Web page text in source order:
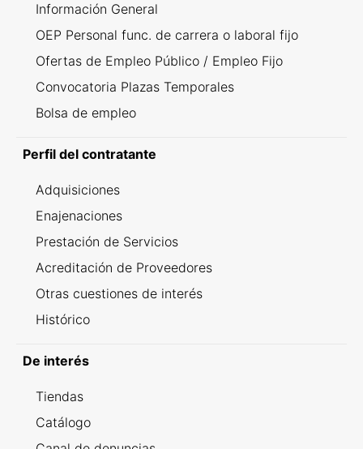
Información General
OEP Personal func. de carrera o laboral fijo
Ofertas de Empleo Público / Empleo Fijo
Convocatoria Plazas Temporales
Bolsa de empleo
Perfil del contratante
Adquisiciones
Enajenaciones
Prestación de Servicios
Acreditación de Proveedores
Otras cuestiones de interés
Histórico
De interés
Tiendas
Catálogo